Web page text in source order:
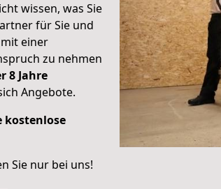
wissen, was Sie
für Sie und
einer
zu nehmen
8 Jahre
Angebote.
kostenlose
Sie nur bei uns!